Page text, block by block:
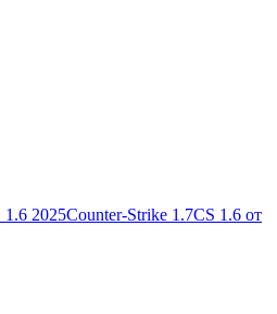
1.6 2025Counter-Strike 1.7CS 1.6 от